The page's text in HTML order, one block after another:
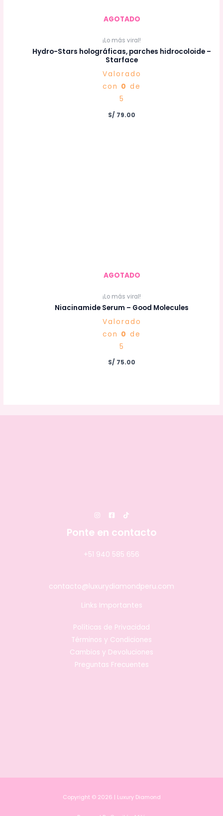
AGOTADO
¡Lo más viral!
Hydro-Stars holográficas, parches hidrocoloide –
Starface
Valorado
con 0 de
5
S/ 79.00
AGOTADO
¡Lo más viral!
Niacinamide Serum – Good Molecules
Valorado
con 0 de
5
S/ 75.00
Ponte en contacto
+51 940 585 656
contacto@luxurydiamondperu.com
Links Importantes
Políticas de Privacidad
Términos y Condiciones
Cambios y Devoluciones
Preguntas Frecuentes
Copyright © 2026 | Luxury Diamond